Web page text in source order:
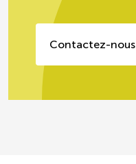
Contactez-nous